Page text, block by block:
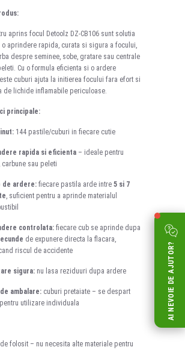
aprins focul Detoolz DZ-CB106 sunt solutia
aprindere rapida, curata si sigura a focului,
despre seminee, sobe, gratare sau centrale
Cu o formula eficienta si o ardere
cuburi ajuta la initierea focului fara efort si
de lichide inflamabile periculoase.
principale:
144 pastile/cuburi in fiecare cutie
rapida si eficienta – ideale pentru
carbune sau peleti
de ardere: fiecare pastila arde intre 5 si 7
, suficient pentru a aprinde materialul
controlata: fiecare cub se aprinde dupa
de expunere directa la flacara,
riscul de accidente
sigura: nu lasa reziduuri dupa ardere
ambalare: cuburi pretaiate – se despart
utilizare individuala
folosit – nu necesita alte materiale pentru
AI NEVOIE DE AJUTOR?